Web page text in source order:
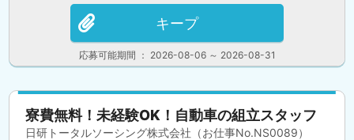
応募可能期間 ： 2026-08-06 ～ 2026-08-31
キープ
寮費無料！未経験OK！自動車の組立スタッフ
日研トータルソーシング株式会社（お仕事No.NS0089）